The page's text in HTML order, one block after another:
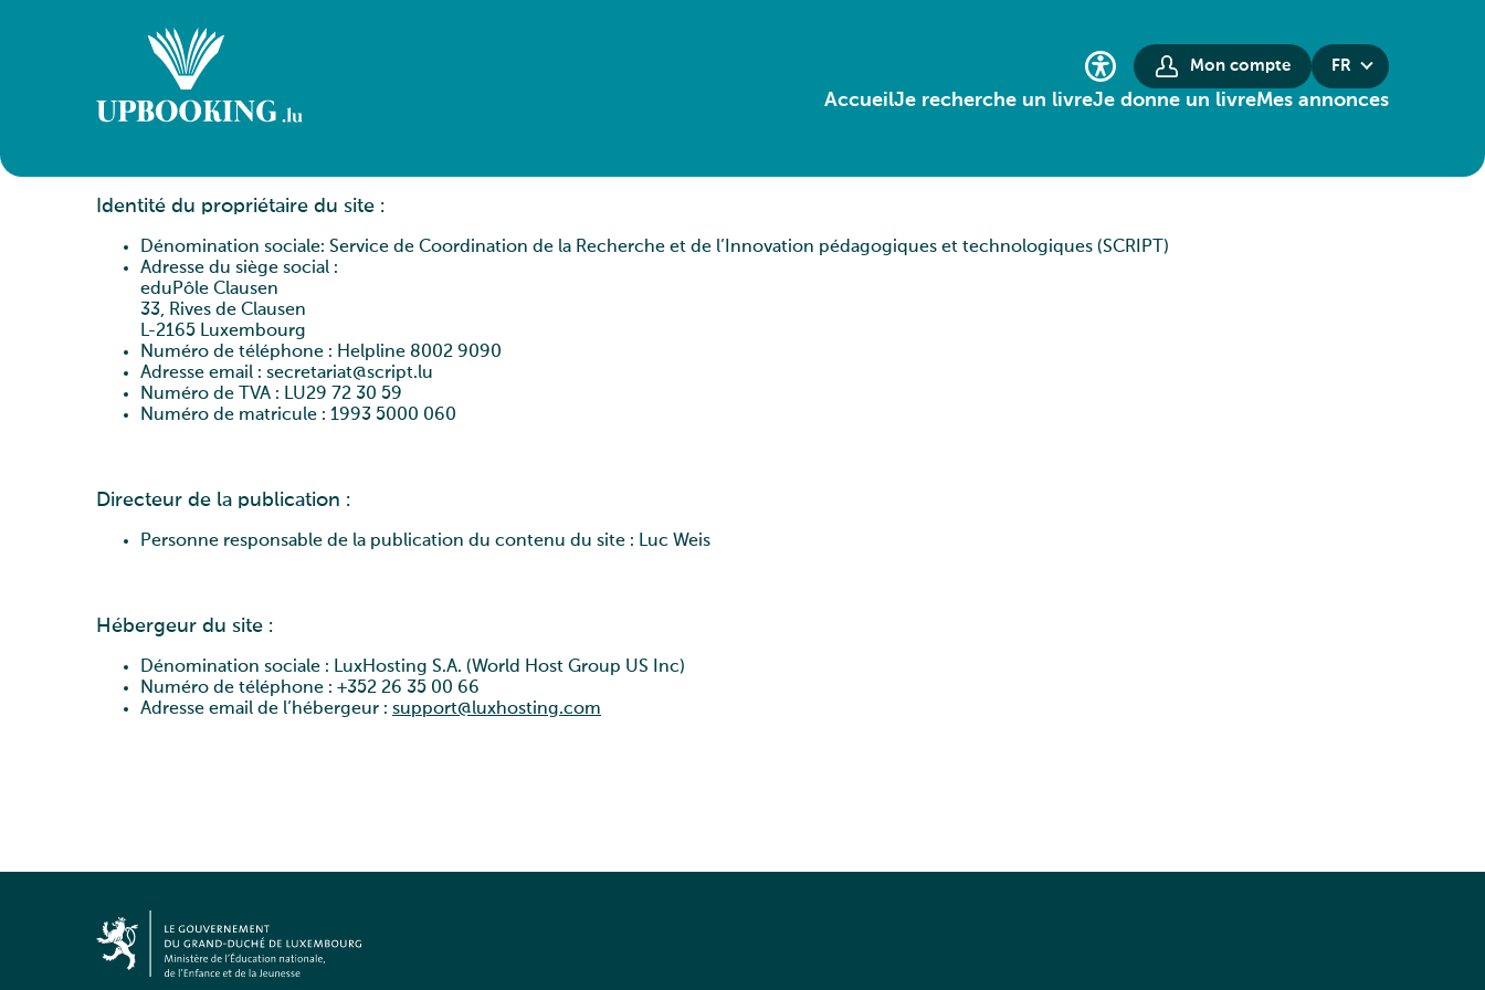
Mon compte FR
AccueilJe recherche un livreJe donne un livreMes annonces
Identité du propriétaire du site :
Dénomination sociale: Service de Coordination de la Recherche et de l’Innovation pédagogiques et technologiques (SCRIPT)
Adresse du siège social :
eduPôle Clausen
33, Rives de Clausen
L-2165 Luxembourg
Numéro de téléphone : Helpline 8002 9090
Adresse email : secretariat@script.lu
Numéro de TVA : LU29 72 30 59
Numéro de matricule : 1993 5000 060
Directeur de la publication :
Personne responsable de la publication du contenu du site : Luc Weis
Hébergeur du site :
Dénomination sociale : LuxHosting S.A. (World Host Group US Inc)
Numéro de téléphone : +352 26 35 00 66
Adresse email de l’hébergeur : support@luxhosting.com